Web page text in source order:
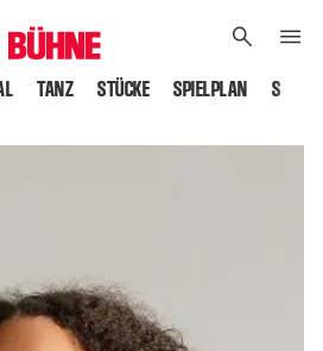
TANZ STÜCKE SPIELPLAN